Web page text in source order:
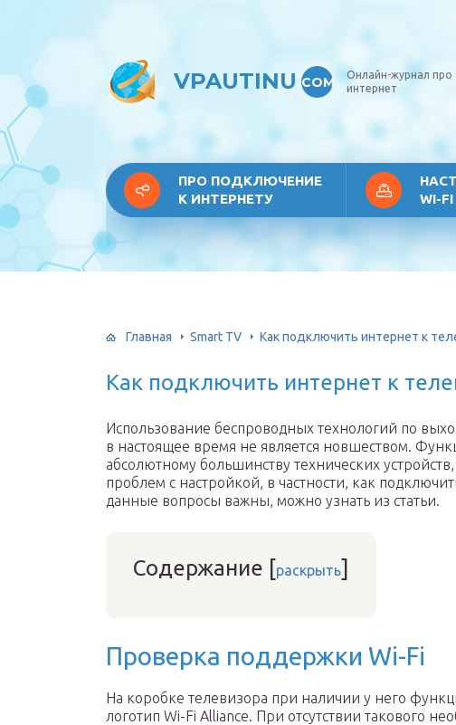
VPAUTINU COM
Онлайн-журнал про
интернет
ПРО ПОДКЛЮЧЕНИЕ
К ИНТЕРНЕТУ
WI-FI
Главная Smart TV Как подключить интернет к
Как подключить интернет к
Использование беспроводных технологий по
в настоящее время не является новшеством.
абсолютному большинству технических
проблем с настройкой, в частности, как
данные вопросы важны, можно узнать из статьи.
Содержание [раскрыть]
Проверка поддержки Wi-Fi
На коробке телевизора при наличии у него
логотип Wi-Fi Alliance. При отсутствии такового